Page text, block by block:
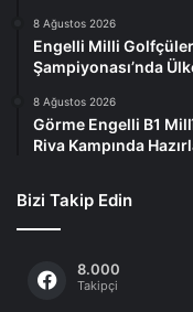
8 Ağustos 2026
Engelli Milli
Şampiyonası’nda
8 Ağustos 2026
Görme Engelli B1
Riva Kampında
Bizi Takip Edin
8.000
Takipçi